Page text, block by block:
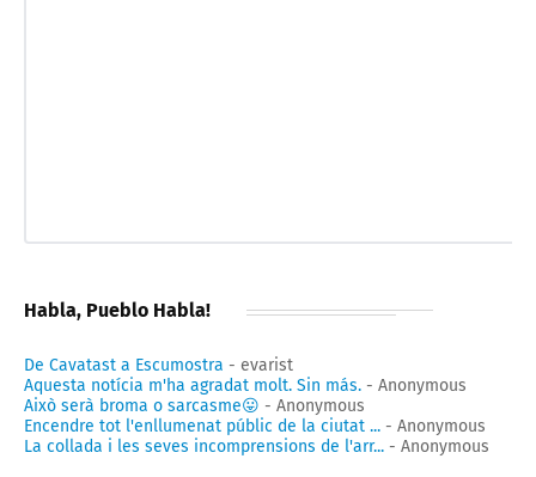
Habla, Pueblo Habla!
De Cavatast a Escumostra - evarist
Aquesta notícia m'ha agradat molt. Sin más. - Anonymous
Això serà broma o sarcasme😛 - Anonymous
Encendre tot l'enllumenat públic de la ciutat ... - Anonymous
La collada i les seves incomprensions de l'arr... - Anonymous